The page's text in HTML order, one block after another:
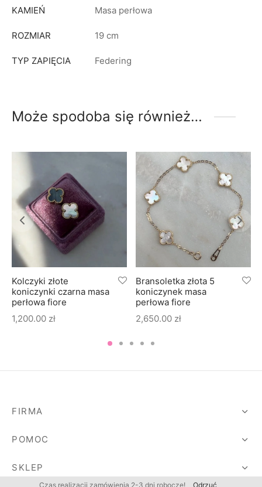
Czas realizacji zamówienia 2-3 dni robocze! Odrzuć
KAMIEŃ Masa perłowa
ROZMIAR 19 cm
TYP ZAPIĘCIA Federing
Może spodoba się również…
Kolczyki złote
koniczynki czarna masa
perłowa fiore
1,200.00 zł
Bransoletka złota 5
koniczynek masa
perłowa fiore
2,650.00 zł
POMOC
SKLEP
FIRMA